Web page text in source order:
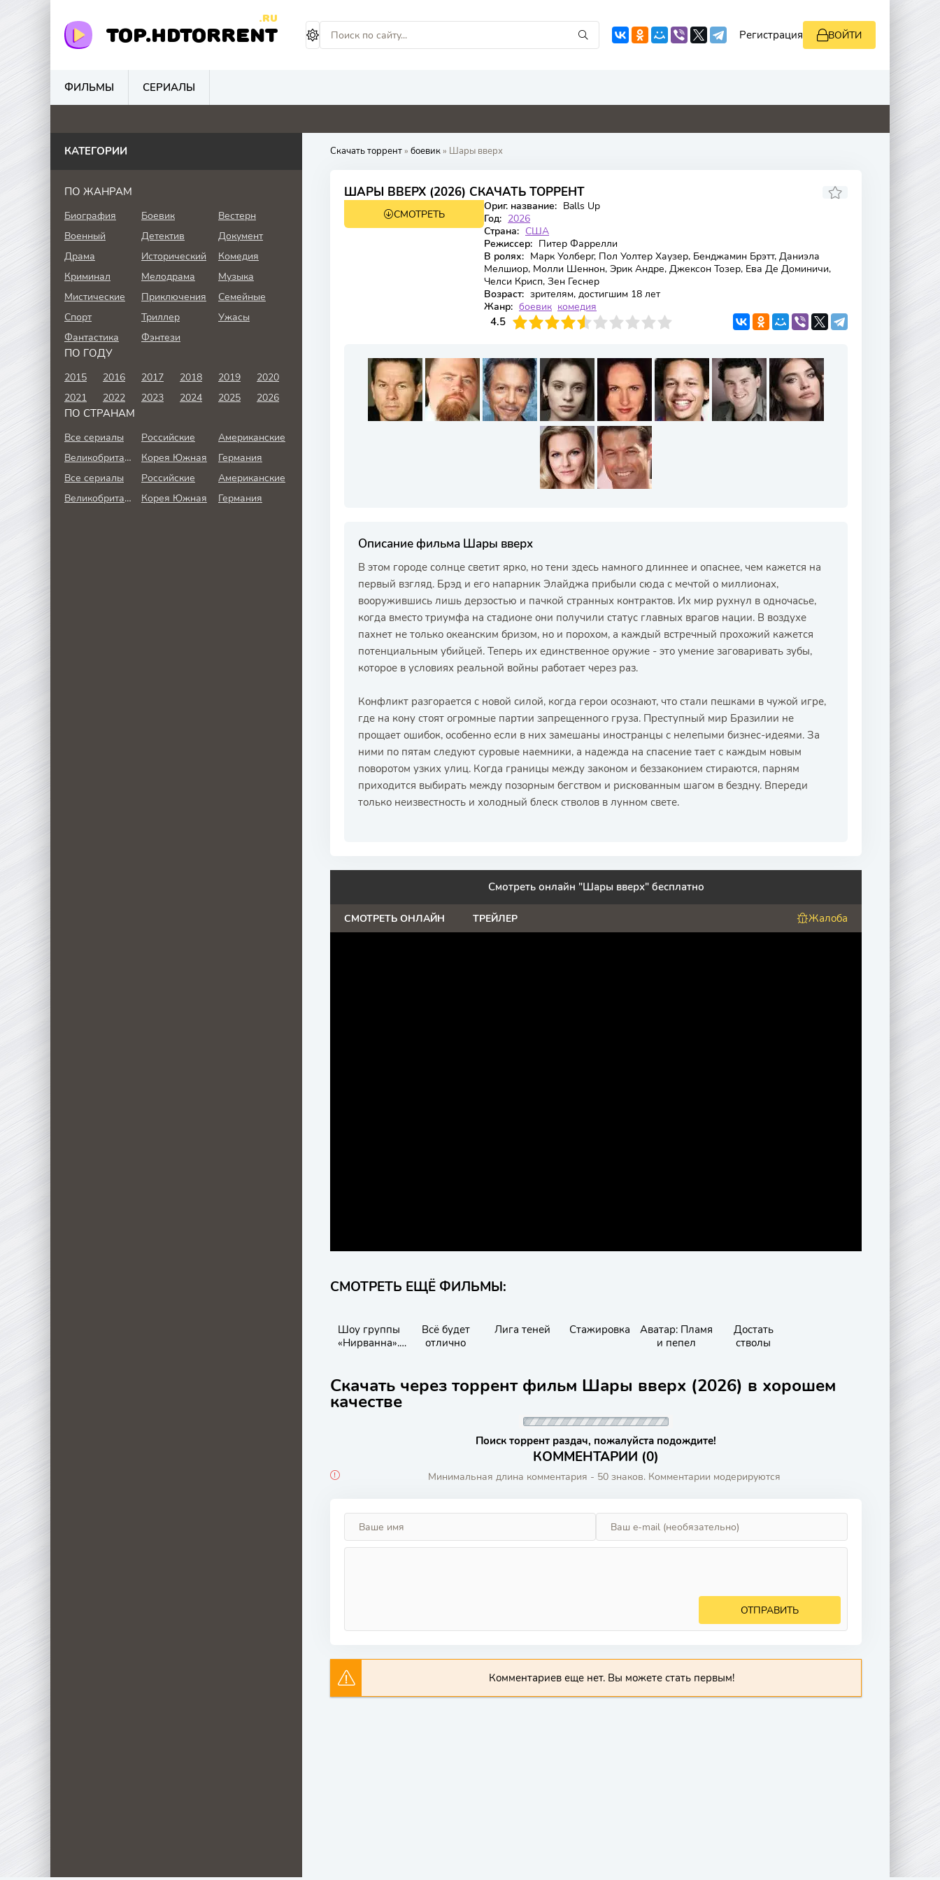
TOP.HDTORRENT
.RU
Регистрация ВОЙТИ
ФИЛЬМЫ СЕРИАЛЫ
0 0 0 0 0 0 0 0 0 0 0
Скачать торрент» боевик» Шары вверх
ШАРЫ ВВЕРХ (2026) СКАЧАТЬ ТОРРЕНТ
СМОТРЕТЬ
Ориг. название: Balls Up
Год: 2026
Страна: США
Режиссер: Питер Фаррелли
В ролях: Марк Уолберг, Пол Уолтер Хаузер, Бенджамин Брэтт, Даниэла
Мелшиор, Молли Шеннон, Эрик Андре, Джексон Тозер, Ева Де Доминичи,
Челси Крисп, Зен Геснер
Возраст: зрителям, достигшим 18 лет
Жанр: боевик комедия
4.5
4 6 7 8 9 10
Описание фильма Шары вверх
В этом городе солнце светит ярко, но тени здесь намного длиннее и опаснее, чем кажется на
первый взгляд. Брэд и его напарник Элайджа прибыли сюда с мечтой о миллионах,
вооружившись лишь дерзостью и пачкой странных контрактов. Их мир рухнул в одночасье,
когда вместо триумфа на стадионе они получили статус главных врагов нации. В воздухе
пахнет не только океанским бризом, но и порохом, а каждый встречный прохожий кажется
потенциальным убийцей. Теперь их единственное оружие - это умение заговаривать зубы,
которое в условиях реальной войны работает через раз.
Конфликт разгорается с новой силой, когда герои осознают, что стали пешками в чужой игре,
где на кону стоят огромные партии запрещенного груза. Преступный мир Бразилии не
прощает ошибок, особенно если в них замешаны иностранцы с нелепыми бизнес-идеями. За
ними по пятам следуют суровые наемники, а надежда на спасение тает с каждым новым
поворотом узких улиц. Когда границы между законом и беззаконием стираются, парням
приходится выбирать между позорным бегством и рискованным шагом в бездну. Впереди
только неизвестность и холодный блеск стволов в лунном свете.
Смотреть онлайн "Шары вверх" бесплатно
СМОТРЕТЬ ОНЛАЙН ТРЕЙЛЕР Жалоба
СМОТРЕТЬ ЕЩЁ ФИЛЬМЫ:
Шоу группы
«Нирванна».
Band the Show
the Movie
Всё будет
отлично
Лига теней Стажировка
Аватар: Пламя
и пепел
Достать
стволы
Скачать через торрент фильм Шары вверх (2026) в хорошем
качестве
Поиск торрент раздач, пожалуйста подождите!
КОММЕНТАРИИ (0)
Минимальная длина комментария - 50 знаков. Комментарии модерируются
ОТПРАВИТЬ
Комментариев еще нет. Вы можете стать первым!
КАТЕГОРИИ
ПО ЖАНРАМ
Биография Боевик
Вестерн
Военный
Детектив
Документ
Драма
Исторический
Комедия
Криминал
Мелодрама
Музыка
Мистические
Приключения
Семейные
Спорт
Триллер
Ужасы
Фантастика
Фэнтези
ПО ГОДУ
2015 2016 2017 2018 2019
2020
2021
2022 2023 2024 2025 2026
ПО СТРАНАМ
Все сериалы Российские
Американские
Великобритания
Корея Южная
Германия
Все сериалы
Российские
Американские
Великобритания
Корея Южная Германия